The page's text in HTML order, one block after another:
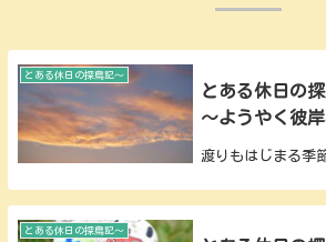
とある休日の探鳥記～
とある休日の
～ようやく彼
渡りもはじまる季
とある休日の探鳥記～